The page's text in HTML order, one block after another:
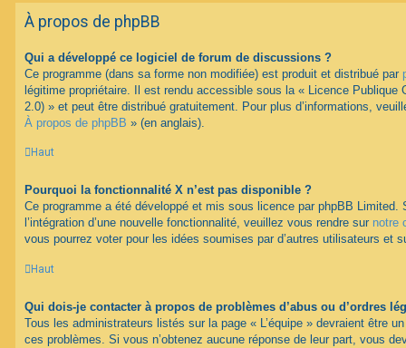
À propos de phpBB
Qui a développé ce logiciel de forum de discussions ?
Ce programme (dans sa forme non modifiée) est produit et distribué par
légitime propriétaire. Il est rendu accessible sous la « Licence Publique
2.0) » et peut être distribué gratuitement. Pour plus d’informations,
À propos de phpBB » (en anglais).
Haut
Pourquoi la fonctionnalité X n’est pas disponible ?
Ce programme a été développé et mis sous licence par phpBB Limited.
l’intégration d’une nouvelle fonctionnalité, veuillez vous rendre sur notre
vous pourrez voter pour les idées soumises par d’autres utilisateurs et
Haut
Qui dois-je contacter à propos de problèmes d’abus ou d’ordres
Tous les administrateurs listés sur la page « L’équipe » devraient être
ces problèmes. Si vous n’obtenez aucune réponse de leur part, vous